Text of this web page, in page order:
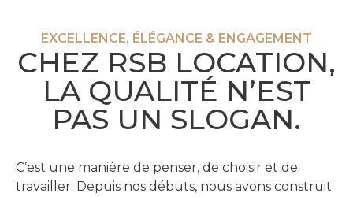
EXCELLENCE, ÉLÉGANCE & ENGAGEMENT
CHEZ RSB LOCATION,
LA QUALITÉ N’EST
PAS UN SLOGAN.
C’est une manière de penser, de choisir et de
travailler. Depuis nos débuts, nous avons construit